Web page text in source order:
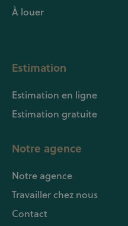
À louer
Estimation
Estimation en ligne
Estimation gratuite
Notre agence
Notre agence
Travailler chez nous
Contact